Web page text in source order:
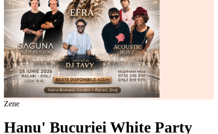
Zene
Hanu' Bucuriei White Party